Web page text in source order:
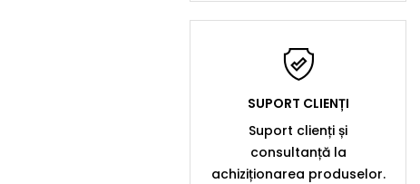
SUPORT CLIENȚI
Suport clienți și
consultanță la
achiziționarea produselor.